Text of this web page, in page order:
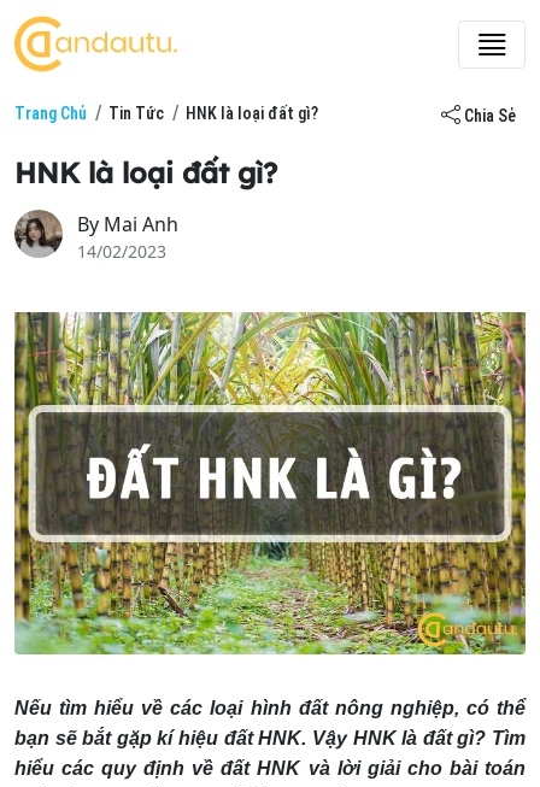
Trang Chủ Tin Tức HNK là loại đất gì? Chia Sẻ
HNK là loại đất gì?
By Mai Anh
14/02/2023
Nếu tìm hiểu về các loại hình đất nông nghiệp, có thể
bạn sẽ bắt gặp kí hiệu đất HNK. Vậy HNK là đất gì? Tìm
hiểu các quy định về đất HNK và lời giải cho bài toán